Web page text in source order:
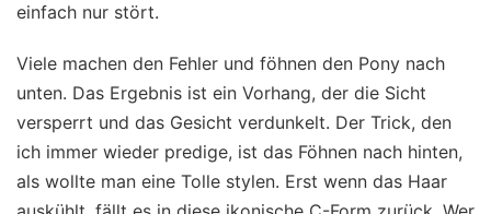
einfach nur stört.
Viele machen den Fehler und föhnen den Pony nach
unten. Das Ergebnis ist ein Vorhang, der die Sicht
versperrt und das Gesicht verdunkelt. Der Trick, den
ich immer wieder predige, ist das Föhnen nach hinten,
als wollte man eine Tolle stylen. Erst wenn das Haar